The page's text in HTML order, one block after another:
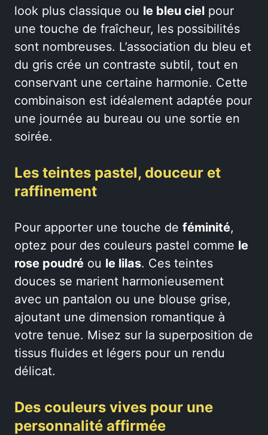
look plus classique ou le bleu ciel pour
une touche de fraîcheur, les possibilités
sont nombreuses. L’association du bleu et
du gris crée un contraste subtil, tout en
conservant une certaine harmonie. Cette
combinaison est idéalement adaptée pour
une journée au bureau ou une sortie en
soirée.
Les teintes pastel, douceur et
raffinement
Pour apporter une touche de féminité,
optez pour des couleurs pastel comme le
rose poudré ou le lilas. Ces teintes
douces se marient harmonieusement
avec un pantalon ou une blouse grise,
ajoutant une dimension romantique à
votre tenue. Misez sur la superposition de
tissus fluides et légers pour un rendu
délicat.
Des couleurs vives pour une
personnalité affirmée